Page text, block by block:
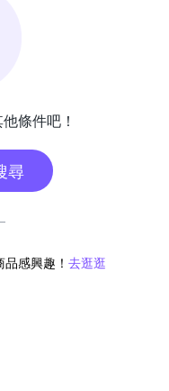
條件吧！
尋
感興趣！ 去逛逛